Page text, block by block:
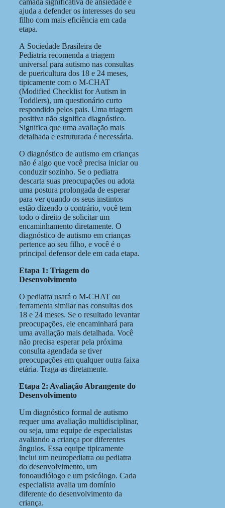
camada significativa de ansiedade e
ajuda a defender os interesses do seu
filho com mais eficiência em cada
etapa.
A Sociedade Brasileira de
Pediatria recomenda a triagem
universal para autismo nas consultas
de puericultura dos 18 e 24 meses,
tipicamente com o M-CHAT
(Modified Checklist for Autism in
Toddlers), um questionário curto
respondido pelos pais. Uma triagem
positiva não significa diagnóstico.
Significa que uma avaliação mais
detalhada e estruturada é necessária.
O diagnóstico de autismo em crianças
não é algo que você precisa iniciar ou
conduzir sozinho. Se o pediatra
descarta suas preocupações ou adota
uma postura prolongada de esperar
para ver quando os seus instintos
estão dizendo o contrário, você tem
todo o direito de solicitar um
encaminhamento diretamente. O
diagnóstico de autismo em crianças
pertence ao seu filho, e você é o
principal defensor dele em cada etapa.
Etapa 1: Triagem do
Desenvolvimento
O pediatra usará o M-CHAT ou
ferramenta similar nas consultas dos
18 e 24 meses. Se o resultado levantar
preocupações, ele encaminhará para
uma avaliação mais detalhada. Você
não precisa esperar pela próxima
consulta agendada se tiver
preocupações em qualquer outra faixa
etária. Traga-as diretamente.
Etapa 2: Avaliação Abrangente do
Desenvolvimento
Um diagnóstico formal de autismo
requer uma avaliação multidisciplinar,
ou seja, uma equipe de especialistas
avaliando a criança por diferentes
ângulos. Essa equipe tipicamente
inclui um neuropediatra ou pediatra
do desenvolvimento, um
fonoaudiólogo e um psicólogo. Cada
especialista avalia um domínio
diferente do desenvolvimento da
criança.